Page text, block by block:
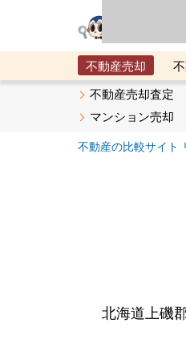
不動産売却
メタ住宅展示場
不動産売却査定
マンション売却
不動産の比較サイト
北海道上磯